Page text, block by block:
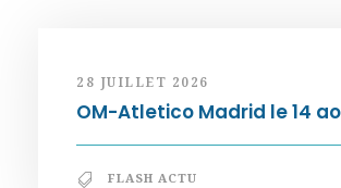
28 JUILLET 2026
OM-Atletico Madrid le 14
FLASH ACTU